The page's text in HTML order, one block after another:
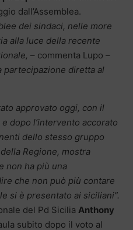
dall’Assemblea.
dei sindaci, nelle more
alla luce della recente
– commenta Lupo –
partecipazione diretta al
approvato oggi, con il
dopo l’intervento accorato
dello stesso gruppo
Regione, mostra
non ha più una
che non può più contare
si è presentato ai siciliani”.
del Pd Sicilia Anthony
subito dopo il voto al